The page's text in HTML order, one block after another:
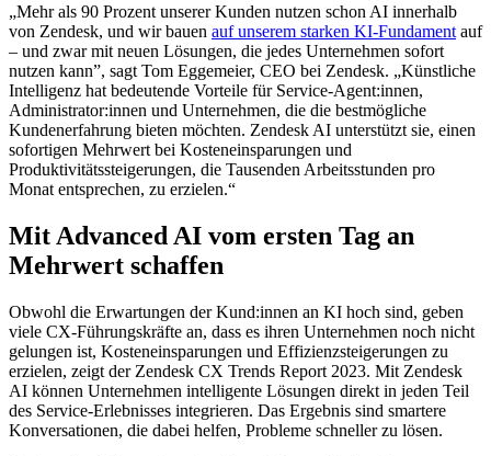
„Mehr als 90 Prozent unserer Kunden nutzen schon AI innerhalb
von Zendesk, und wir bauen auf unserem starken KI-Fundament auf
– und zwar mit neuen Lösungen, die jedes Unternehmen sofort
nutzen kann”, sagt Tom Eggemeier, CEO bei Zendesk. „Künstliche
Intelligenz hat bedeutende Vorteile für Service-Agent:innen,
Administrator:innen und Unternehmen, die die bestmögliche
Kundenerfahrung bieten möchten. Zendesk AI unterstützt sie, einen
sofortigen Mehrwert bei Kosteneinsparungen und
Produktivitätssteigerungen, die Tausenden Arbeitsstunden pro
Monat entsprechen, zu erzielen.“
Mit Advanced AI vom ersten Tag an
Mehrwert schaffen
Obwohl die Erwartungen der Kund:innen an KI hoch sind, geben
viele CX-Führungskräfte an, dass es ihren Unternehmen noch nicht
gelungen ist, Kosteneinsparungen und Effizienzsteigerungen zu
erzielen, zeigt der Zendesk CX Trends Report 2023. Mit Zendesk
AI können Unternehmen intelligente Lösungen direkt in jeden Teil
des Service-Erlebnisses integrieren. Das Ergebnis sind smartere
Konversationen, die dabei helfen, Probleme schneller zu lösen.